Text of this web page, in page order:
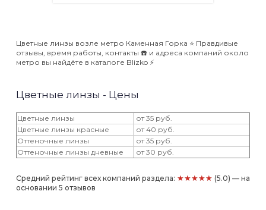
Цветные линзы возле метро Каменная Горка ⭐️ Правдивые
отзывы, время работы, контакты ☎️ и адреса компаний около
метро вы найдёте в каталоге Blizko ⚡️
Цветные линзы - Цены
Цветные линзы
от 35 руб.
Цветные линзы красные
от 40 руб.
Оттеночные линзы
от 35 руб.
Оттеночные линзы дневные
от 30 руб.
Средний рейтинг всех компаний раздела: ★★★★★ (5.0) — на
основании 5 отзывов